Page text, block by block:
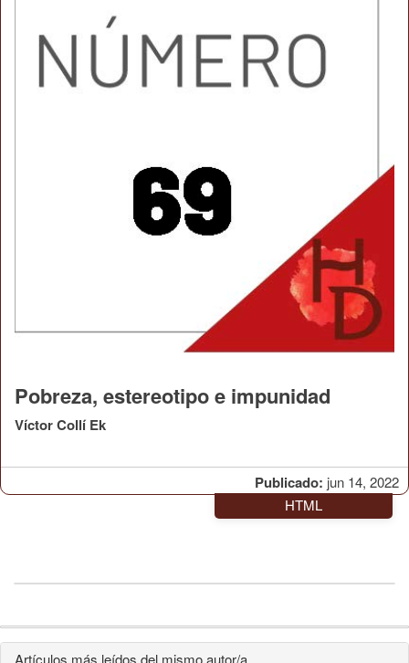
Publicado: jun 14, 2022
Pobreza, estereotipo e impunidad
Víctor Collí Ek
HTML
Artículos más leídos del mismo autor/a